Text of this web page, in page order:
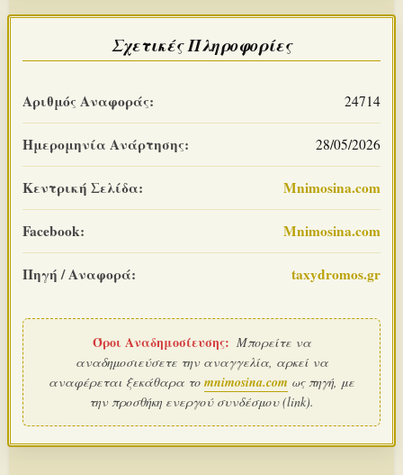
Σχετικές Πληροφορίες
Αριθμός Αναφοράς: 24714
Ημερομηνία Ανάρτησης: 28/05/2026
Κεντρική Σελίδα: Mnimosina.com
Facebook: Mnimosina.com
Πηγή / Αναφορά: taxydromos.gr
Όροι Αναδημοσίευσης: Μπορείτε να
αναδημοσιεύσετε την αναγγελία, αρκεί να
αναφέρεται ξεκάθαρα το mnimosina.com ως πηγή, με
την προσθήκη ενεργού συνδέσμου (link).